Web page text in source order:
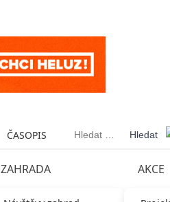
ČASOPIS Vyhledávání
ZAHRADA AKCE